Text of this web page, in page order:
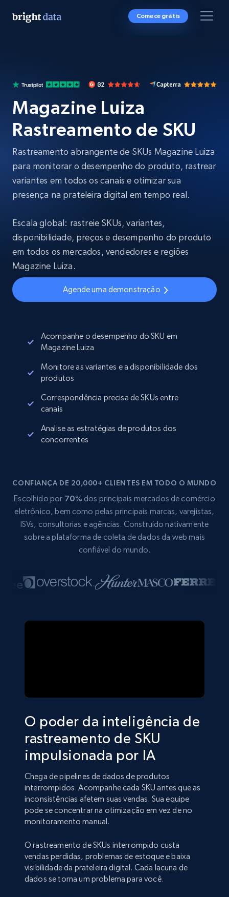
Comece grátis
Magazine Luiza
Rastreamento de SKU
Rastreamento abrangente de SKUs Magazine Luiza
para monitorar o desempenho do produto, rastrear
variantes em todos os canais e otimizar sua
presença na prateleira digital em tempo real.
Escala global: rastreie SKUs, variantes,
disponibilidade, preços e desempenho do produto
em todos os mercados, vendedores e regiões
Magazine Luiza.
Agende uma demonstração
Acompanhe o desempenho do SKU em
Magazine Luiza
Monitore as variantes e a disponibilidade dos
produtos
Correspondência precisa de SKUs entre
canais
Analise as estratégias de produtos dos
concorrentes
CONFIANÇA DE 20,000+ CLIENTES EM TODO O MUNDO
Escolhido por 70% dos principais mercados de comércio
eletrônico, bem como pelas principais marcas, varejistas,
ISVs, consultorias e agências. Construído nativamente
sobre a plataforma de coleta de dados da web mais
confiável do mundo.
O poder da inteligência de
rastreamento de SKU
impulsionada por IA
Chega de pipelines de dados de produtos
interrompidos. Acompanhe cada SKU antes que as
inconsistências afetem suas vendas. Sua equipe
pode se concentrar na otimização em vez de no
monitoramento manual.
O rastreamento de SKUs interrompido custa
vendas perdidas, problemas de estoque e baixa
visibilidade da prateleira digital. Cada lacuna de
dados se torna um problema para você.